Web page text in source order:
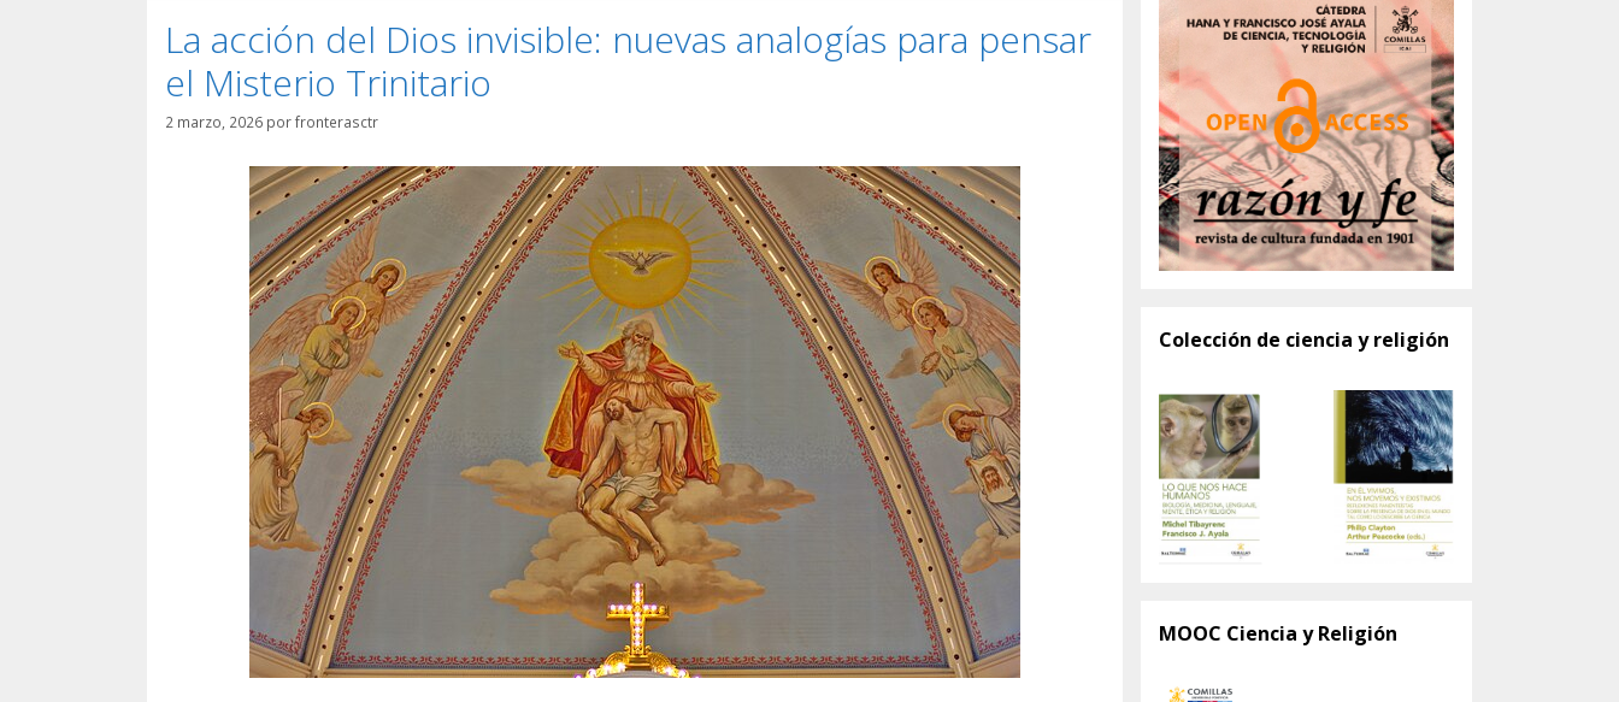
La acción del Dios invisible: nuevas analogías para pensar
el Misterio Trinitario
2 marzo, 2026 porfronterasctr
Colección de ciencia y religión
MOOC Ciencia y Religión